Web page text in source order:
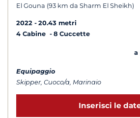
El Gouna (93 km da Sharm El Sheikh)
2022
20.43 metri
4 Cabine
8 Cuccette
a
Equipaggio
Skipper, Cuoco/a, Marinaio
Inserisci le